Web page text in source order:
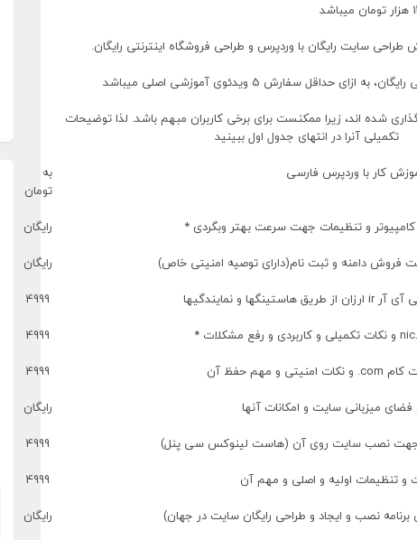
طراحی سایت رایگان با وردپرس و طراحی فروشگاه اینترنتی رایگان.
شده اند، زیرا ممکنست برای برخی کاربران مبهم باشد. لذا توضیحات
تکمیلی آنرا در انتهای جدول اول ببینید
کار با وردپرس فارسی
به
تومان
و تنظیمات جهت سرعت بهتر وبگردی *
رایگان
فروش دامنه و ثبت نام(دارای توصیه امنیتی خاص)
رایگان
آی آرir ارزان از طریق هاستینگها و نمایندگیها
4999
و نکات تکمیلی و کاربردی و رفع مشکلات *
4999
کام .com و نکات امنیتی و مهم حفظ آن
4999
میزبانی سایت و امکانات آنها
رایگان
نصب سایت روی آن (هاست لینوکس سی پنل)
4999
و تنظیمات اولیه و اصلی و مهم آن
4999
نصب و ایجاد و طراحی رایگان سایت در جهان)
رایگان